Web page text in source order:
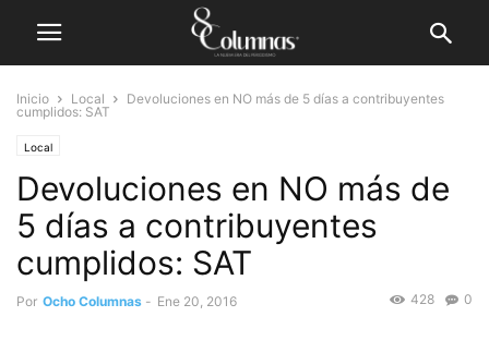
Inicio Local
Devoluciones en NO más de 5 días a contribuyentes
cumplidos: SAT
Local
Devoluciones en NO más de
5 días a contribuyentes
cumplidos: SAT
Por Ocho Columnas - Ene 20, 2016 0
428